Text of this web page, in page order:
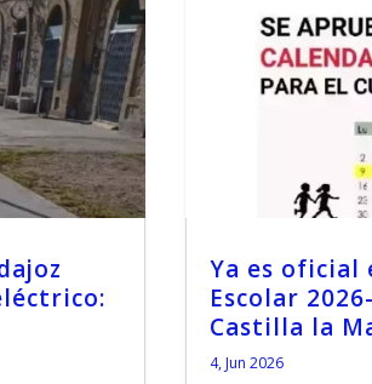
Ya es oficial
Escolar
Castilla la
4, Jun 2026